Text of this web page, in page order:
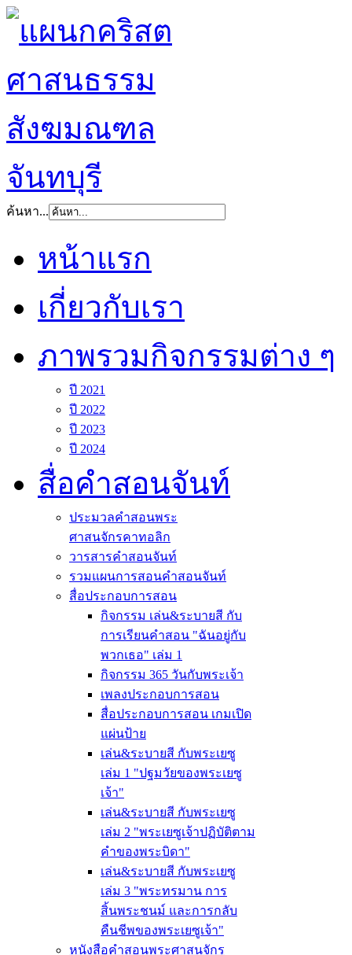
ค้นหา...
หน้าแรก
เกี่ยวกับเรา
ภาพรวมกิจกรรมต่าง ๆ
ปี 2021
ปี 2022
ปี 2023
ปี 2024
สื่อคำสอนจันท์
ประมวลคำสอนพระ
ศาสนจักรคาทอลิก
วารสารคำสอนจันท์
รวมแผนการสอนคำสอนจันท์
สื่อประกอบการสอน
กิจกรรม เล่น&ระบายสี กับ
การเรียนคำสอน "ฉันอยู่กับ
พวกเธอ" เล่ม 1
กิจกรรม 365 วันกับพระเจ้า
เพลงประกอบการสอน
สื่อประกอบการสอน เกมเปิด
แผ่นป้าย
เล่น&ระบายสี กับพระเยซู
เล่ม 1 "ปฐมวัยของพระเยซู
เจ้า"
เล่น&ระบายสี กับพระเยซู
เล่ม 2 "พระเยซูเจ้าปฏิบัติตาม
คำของพระบิดา"
เล่น&ระบายสี กับพระเยซู
เล่ม 3 "พระทรมาน การ
สิ้นพระชนม์ และการกลับ
คืนชีพของพระเยซูเจ้า"
หนังสือคำสอนพระศาสนจักร